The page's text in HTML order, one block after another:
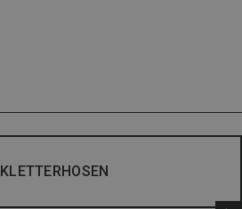
KLETTERHOSEN